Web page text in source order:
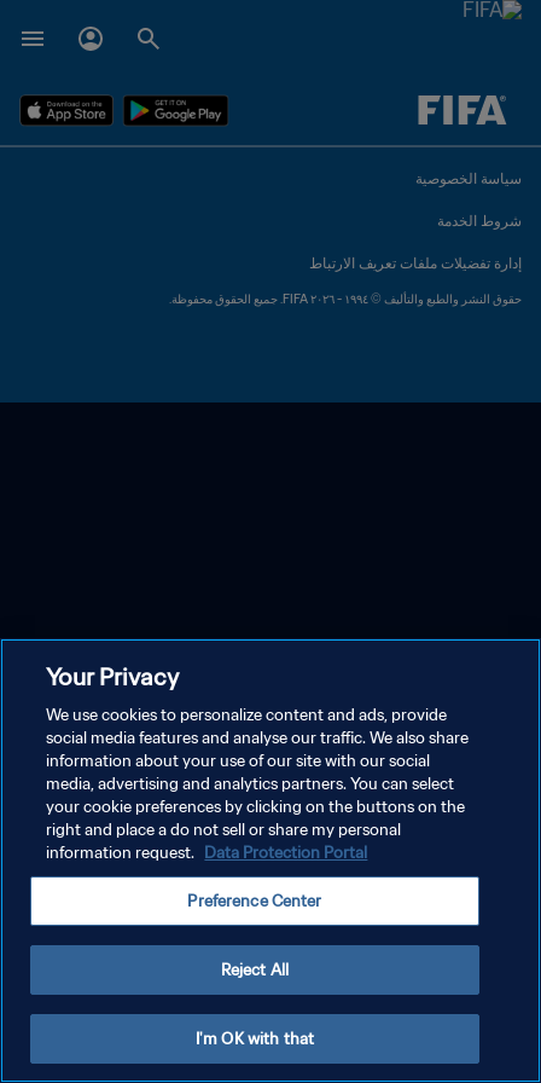
يُحدَّد لاحقاً ضد يُحدَّد لاحقاً
سياسة الخصوصية
شروط الخدمة
إدارة تفضيلات ملفات تعريف الارتباط
حقوق النشر والطبع والتأليف © ١٩٩٤ - ٢٠٢٦ FIFA. جميع الحقوق محفوظة.
Your Privacy
We use cookies to personalize content and ads, provide
social media features and analyse our traffic. We also share
information about your use of our site with our social
media, advertising and analytics partners. You can select
your cookie preferences by clicking on the buttons on the
right and place a do not sell or share my personal
information request. Data Protection Portal
Preference Center
Reject All
I'm OK with that